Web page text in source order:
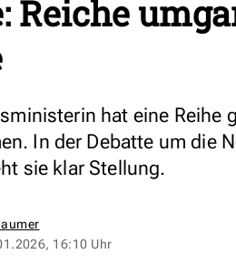
Reiche
hat eine Reihe
In der Debatte um die
sie klar Stellung.
16:10 Uhr